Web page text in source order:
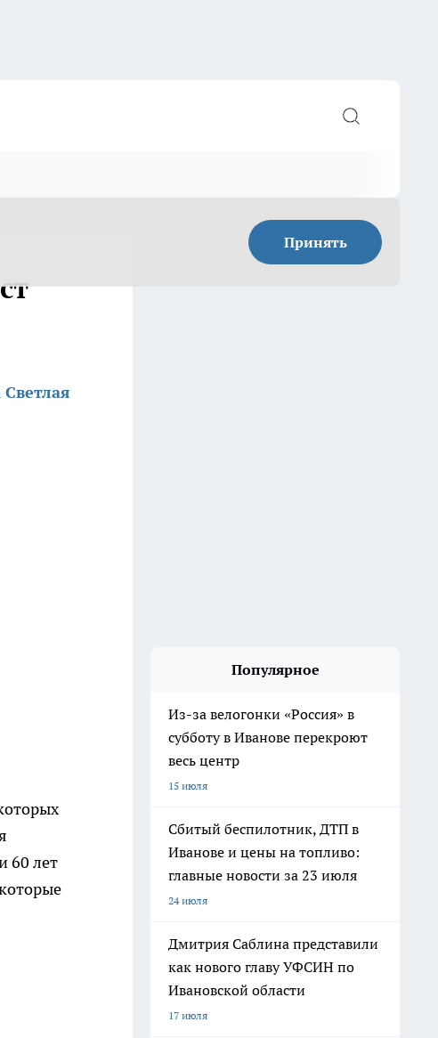
Принять
60 лет
Популярное
Из-за велогонки «Россия» в
субботу в Иванове перекроют
весь центр
15 июля
Сбитый беспилотник, ДТП в
Иванове и цены на топливо:
главные новости за 23 июля
24 июля
Дмитрия Саблина представили
как нового главу УФСИН по
Ивановской области
17 июля